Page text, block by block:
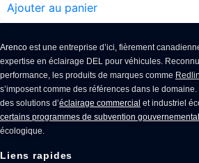
Ajouter au panier
Arenco est une entreprise d’ici, fièrement
expertise en éclairage DEL pour véhicules.
performance, les produits de marques comme
s’imposent comme des références dans le
des solutions d’éclairage commercial et industriel
certains programmes de subvention
écologique.
Liens rapides